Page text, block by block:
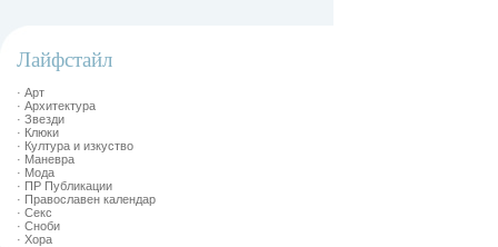
Лайфстайл
· Арт
· Архитектура
· Звезди
· Клюки
· Култура и изкуство
· Маневра
· Мода
· ПР Публикации
· Православен календар
· Секс
· Сноби
· Хора